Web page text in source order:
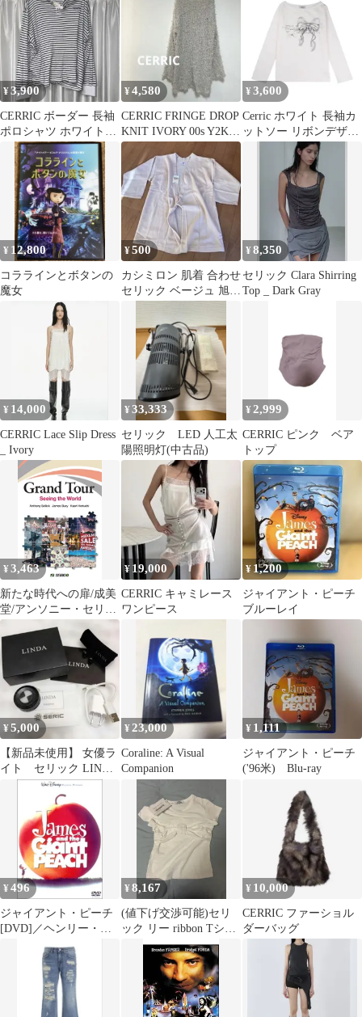
¥3,900
CERRIC ボーダー 長袖
ポロシャツ ホワイト×
ブラック
¥4,580
CERRIC FRINGE DROP
KNIT IVORY 00s Y2K
韓国
¥ 3,600
Cerric ホワイト 長袖カ
ットソー リボンデザイ
¥ 12,800
コララインとボタンの
魔女
¥500
カシミロン 肌着 合わせ
セリック ベージュ 旭化
¥8,350
セリック Clara Shirring
Top _ Dark Gray
¥ 14,000
CERRIC Lace Slip Dress
_ Ivory
¥33,333
セリック LED 人工太
陽照明灯(中古品)
¥ 2,999
CERRIC ピンク ベア
トップ
¥3,463
新たな時代への扉/成美
堂/アンソニー・セリッ
ク（単行本）
¥ 19,000
CERRIC キャミレース
ワンピース
¥ 1,200
ジャイアント・ピーチ
ブルーレイ
¥5,000
【新品未使用】 女優ラ
イト セリック LINDA
自然太陽光照明
¥23,000
Coraline: A Visual
Companion
¥ 1,111
ジャイアント・ピーチ
('96米) Blu-ray
¥496
ジャイアント・ピーチ
[DVD]／ヘンリー・セ
¥8,167
(値下げ交渉可能)セリ
ック リー ribbon Tシャ
¥ 10,000
CERRIC ファーショル
ダーバッグ